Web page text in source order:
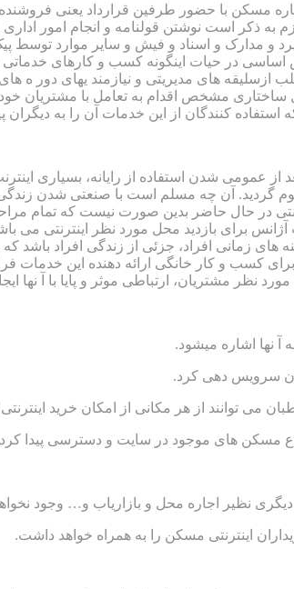
مسکن با حضور طرفین قرارداد یعنی
به ذکر است نوشتن قولنامه و انجام امور
و مدارک و اسناد و فیش و سایر موارد
در حیات اینگونه کسب و کارهای خدماتی
های مدیریتی و نیازمند یهای دور ه
مشخص اقدام به تعامل با مشتریان
استفاده کنندگان از این خدمات آن را به
از عمومی شدن استفاده از رایانه، بسیاری
گردید. آن چه مسلم است با صنعتی شدن
حال حاضر بدین صورت نیست که تمام
آژانس برای بازدید محل مورد نظر اینترنتی
های زمانی افراد، جزئی از زندگی افراد
کسب و کار خانگی ارائه دهنده این
نظر مشتریان، ارتباطی موثر و پایا با آ نها
آ نها اشاره میشود.
سرویس دهی کرد.
توانند از هر مکانی از امکان خرید اینترنتی
مسکن های موجود در سایت و دسترسی پیدا
دیگری نظیر اجاره محل و بازاریاب و… وجود
اینترنتی مسکن را به همراه خواهد داشت.